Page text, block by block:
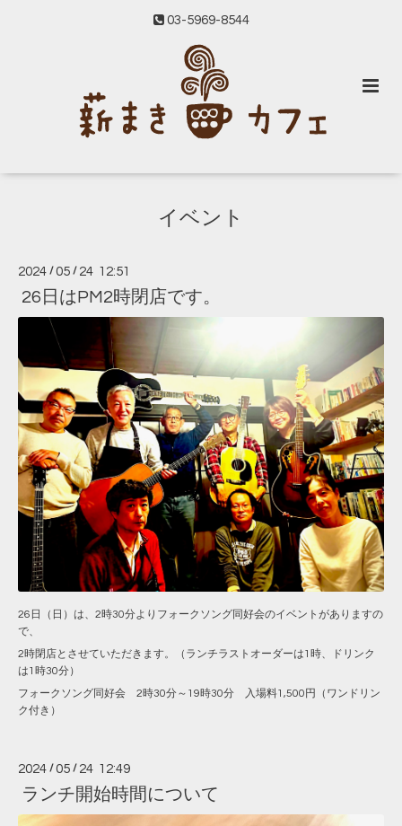
03-5969-8544
イベント
2024 /05 / 24 12:51
26日はPM2時閉店です。
26日（日）は、2時30分よりフォークソング同好会のイベントがありますの
で、
2時閉店とさせていただきます。（ランチラストオーダーは1時、ドリンク
は1時30分）
フォークソング同好会 2時30分～19時30分 入場料1,500円（ワンドリン
ク付き）
2024 /05 / 24 12:49
ランチ開始時間について